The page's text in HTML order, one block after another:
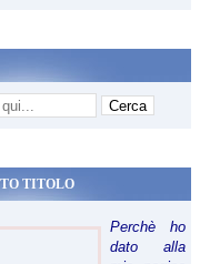
TITOLO
Perchè ho
dato alla